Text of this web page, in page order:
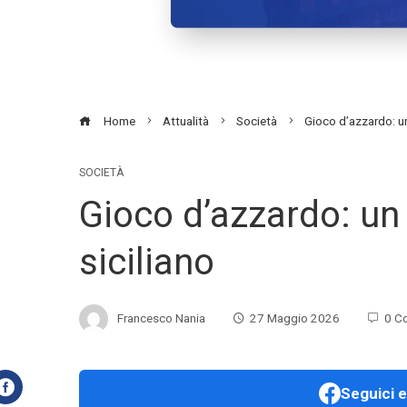
Home Attualità Società Gioco d’azzardo:
SOCIETÀ
Gioco d’azzardo:
siciliano
Francesco Nania 27 Maggio 2026 0
Seguici